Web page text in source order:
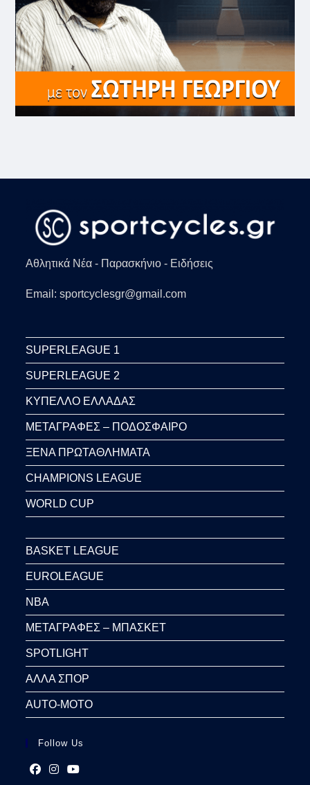
Αθλητικά Νέα - Παρασκήνιο - Ειδήσεις
Email: sportcyclesgr@gmail.com
SUPERLEAGUE 1
SUPERLEAGUE 2
ΚΥΠΕΛΛΟ ΕΛΛΑΔΑΣ
ΜΕΤΑΓΡΑΦΕΣ – ΠΟΔΟΣΦΑΙΡΟ
ΞΕΝΑ ΠΡΩΤΑΘΛΗΜΑΤΑ
CHAMPIONS LEAGUE
WORLD CUP
BASKET LEAGUE
EUROLEAGUE
NBA
ΜΕΤΑΓΡΑΦΕΣ – ΜΠΑΣΚΕΤ
SPOTLIGHT
ΑΛΛΑ ΣΠΟΡ
AUTO-MOTO
Follow Us